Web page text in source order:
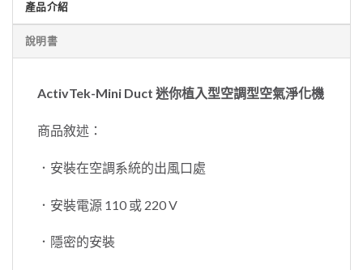
產品介紹
說明書
ActivTek-Mini Duct 迷你植入型空調型空氣淨化機
商品敘述：
．安裝在空調系統的出風口處
．安裝電源 110 或 220 V
．隱密的安裝